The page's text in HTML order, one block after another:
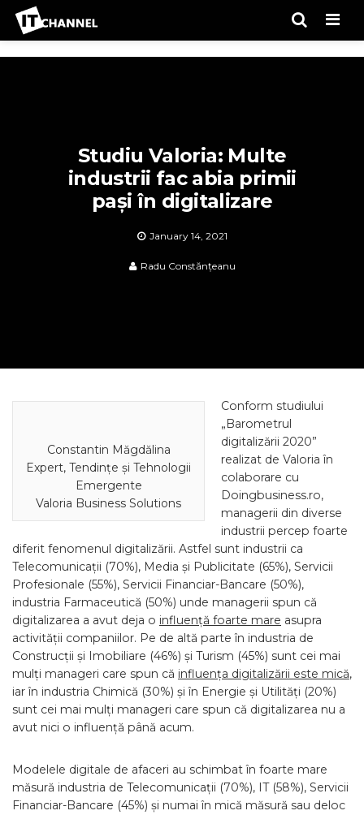
Studiu Valoria: Multe
industrii fac abia primii
pași în digitalizare
January 14, 2021
Radu Constănțeanu
Constantin Măgdălina
Expert, Tendințe și Tehnologii
Emergente
Valoria Business Solutions
Conform studiului
„Barometrul
digitalizării 2020”
realizat de Valoria în
colaborare cu
Doingbusiness.ro,
managerii din diverse
industrii percep foarte
diferit fenomenul digitalizării. Astfel sunt industrii ca
Telecomunicații (70%), Media și Publicitate (65%), Servicii
Profesionale (55%), Servicii Financiar-Bancare (50%),
industria Farmaceutică (50%) unde managerii spun că
digitalizarea a avut deja o influență foarte mare asupra
activității companiilor. Pe de altă parte în industria de
Construcții și Imobiliare (46%) și Turism (45%) sunt cei mai
mulți manageri care spun că influența digitalizării este mică,
iar în industria Chimică (30%) și în Energie și Utilități (20%)
sunt cei mai mulți manageri care spun că digitalizarea nu a
avut nici o influență până acum.
Modelele digitale de afaceri au schimbat în foarte mare
măsură industria de Telecomunicații (70%), IT (58%), Servicii
Financiar-Bancare (45%) și numai în mică măsură sau deloc